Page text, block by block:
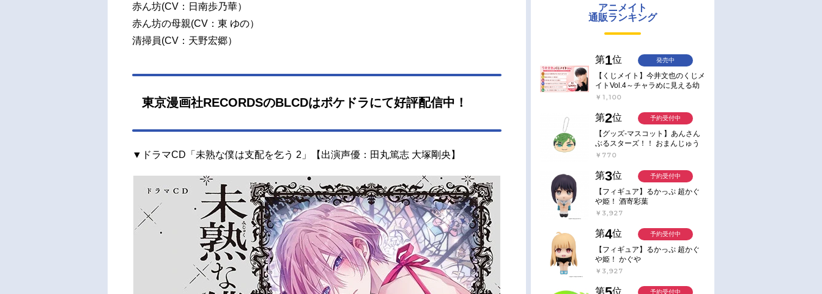
赤ん坊(CV：日南歩乃華）
赤ん坊の母親(CV：東 ゆの）
清掃員(CV：天野宏郷）
東京漫画社RECORDSのBLCDはポケドラにて好評配信中！
▼ドラマCD「未熟な僕は支配を乞う 2」【出演声優：田丸篤志 大塚剛央】
アニメイト
通販ランキング
第1位
【くじメイト】今井文也のくじメ
イトVol.4～チャラめに見える幼
馴染、実は一途で独占欲が強いん
￥1,100
発売中
第2位
【グッズ-マスコット】あんさん
ぶるスターズ！！ おまんじゅう
にぎにぎマスコット ねくすと2
￥770
予約受付中
第3位
【フィギュア】るかっぷ 超かぐ
や姫！ 酒寄彩葉
￥3,927
予約受付中
第4位
【フィギュア】るかっぷ 超かぐ
や姫！ かぐや
￥3,927
予約受付中
第 位 予約受付中